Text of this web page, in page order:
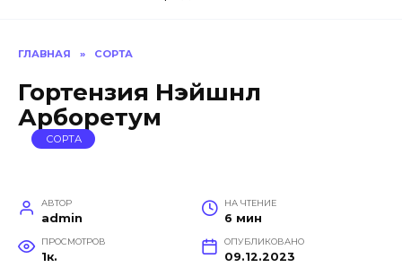
ГЛАВНАЯ » СОРТА
Гортензия Нэйшнл
Арборетум
СОРТА
АВТОР
admin
НА ЧТЕНИЕ
6 мин
ПРОСМОТРОВ
1к.
ОПУБЛИКОВАНО
09.12.2023